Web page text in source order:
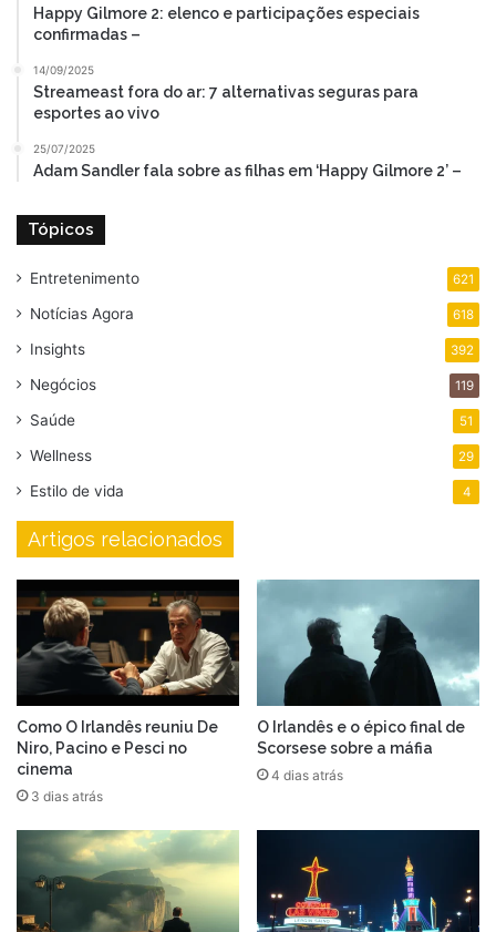
Happy Gilmore 2: elenco e participações especiais
confirmadas –
14/09/2025
Streameast fora do ar: 7 alternativas seguras para
esportes ao vivo
25/07/2025
Adam Sandler fala sobre as filhas em ‘Happy Gilmore 2’ –
Tópicos
Entretenimento 621
Notícias Agora 618
Insights 392
Negócios 119
Saúde 51
Wellness 29
Estilo de vida 4
Artigos relacionados
Como O Irlandês reuniu De
Niro, Pacino e Pesci no
cinema
3 dias atrás
O Irlandês e o épico final de
Scorsese sobre a máfia
4 dias atrás